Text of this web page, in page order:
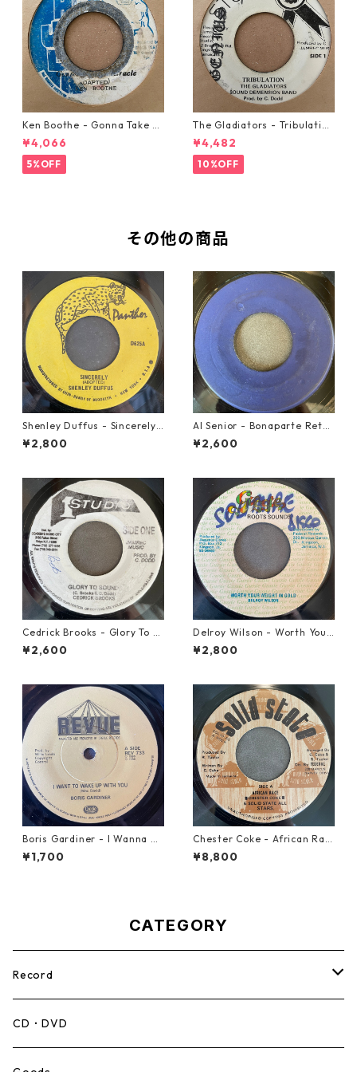
Ken Boothe - Gonna Take A
Miracle【7-21362】
¥4,066
5%OFF
The Gladiators - Tribulation
【7-21365】
¥4,482
10%OFF
その他の商品
Shenley Duffus - Sincerely
【7-22021】
¥2,800
Al Senior - Bonaparte Retre
at【7-21861】
¥2,600
Cedrick Brooks - Glory To S
ounds【7-21786】
¥2,600
Delroy Wilson - Worth Your
Weight In Gold【7-21965】
¥2,800
Boris Gardiner - I Wanna W
ake Up With You【7-2192
4】
¥1,700
Chester Coke - African Rac
e【7-21819】
¥8,800
CATEGORY
Record
Mento,Calypso,Ballad
CD・DVD